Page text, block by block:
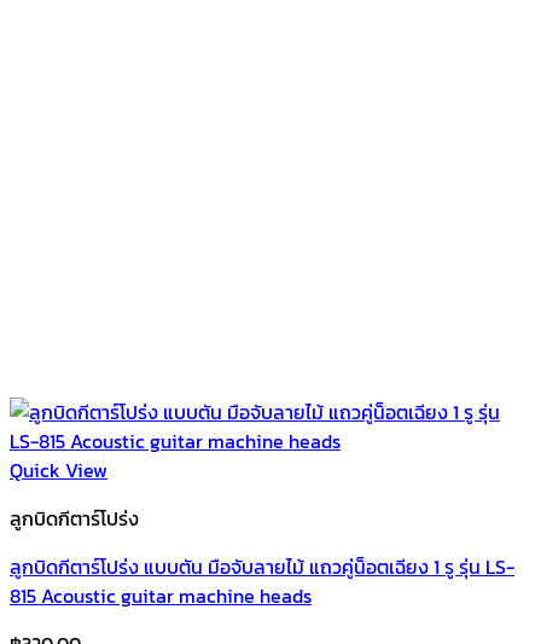
Quick View
ลูกบิดกีตาร์โปร่ง
ลูกบิดกีตาร์โปร่ง แบบตัน มือจับลายไม้ แถวคู่น็อตเฉียง 1 รู รุ่น LS-
815 Acoustic guitar machine heads